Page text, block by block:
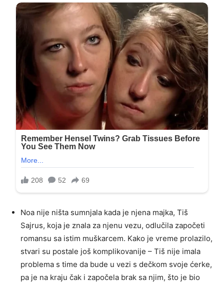
Noa nije ništa sumnjala kada je njena majka, Tiš
Sajrus, koja je znala za njenu vezu, odlučila započeti
romansu sa istim muškarcem. Kako je vreme prolazilo,
stvari su postale još komplikovanije – Tiš nije imala
problema s time da bude u vezi s dečkom svoje ćerke,
pa je na kraju čak i započela brak sa njim, što je bio